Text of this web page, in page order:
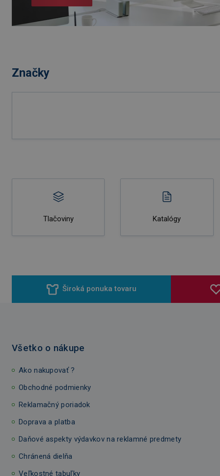
Značky
Tlačoviny Katalógy
Široká ponuka tovaru
Všetko o nákupe
Ako nakupovať ?
Obchodné podmienky
Reklamačný poriadok
Doprava a platba
Daňové aspekty výdavkov na reklamné predmety
Chránená dielňa
Veľkostné tabuľky